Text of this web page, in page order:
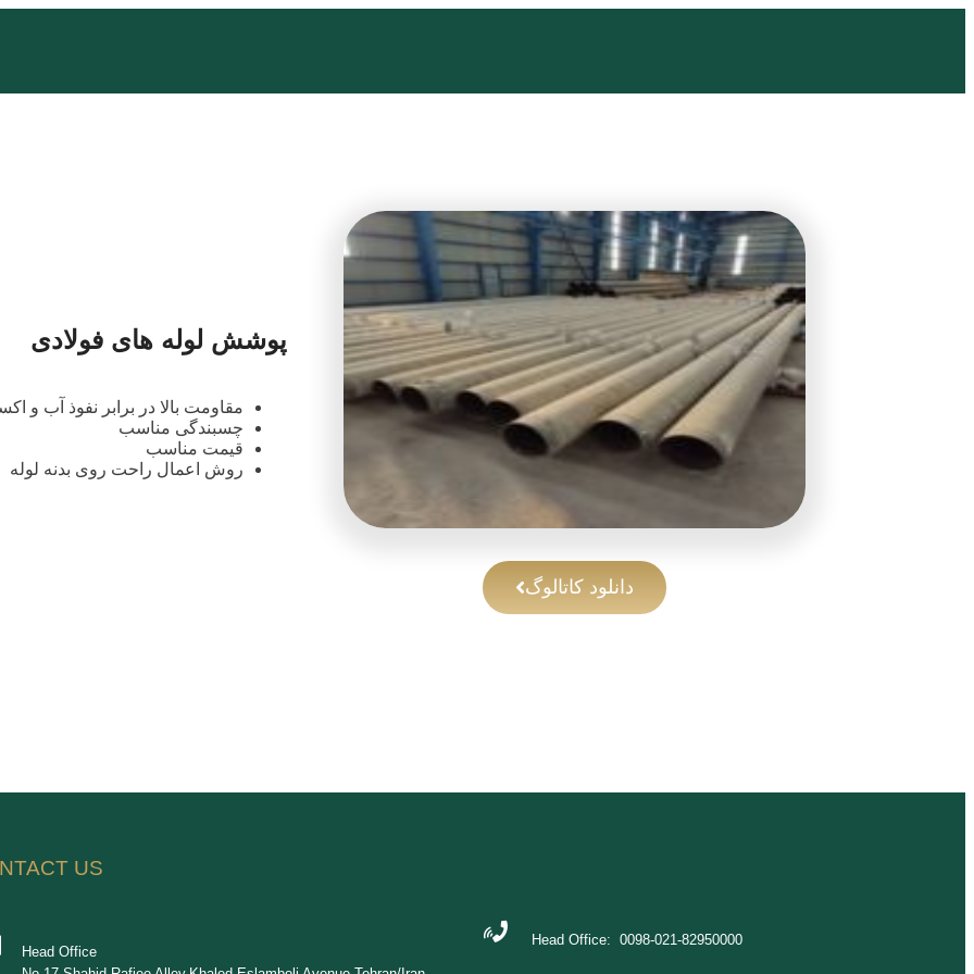
دانلود کاتالوگ
پوشش لوله های فولادی
مقاومت بالا در برابر نفوذ آب و
چسبندگی مناسب
قیمت مناسب
روش اعمال راحت روی بدنه لوله
Head Office: 0098-021-82950000
US
Head Office